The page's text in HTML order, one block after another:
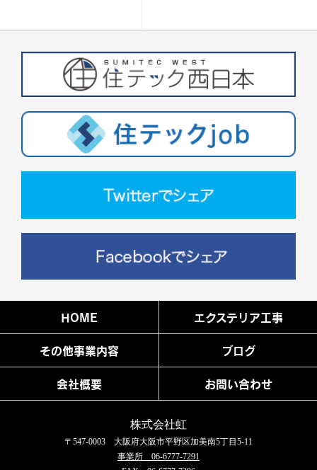
HOME エクステリア工事
その他事業内容 ブログ
会社概要 お問い合わせ
株式会社虹
〒547-0003 大阪府大阪市平野区加美南5丁目5-11
事業所 06-6777-7291